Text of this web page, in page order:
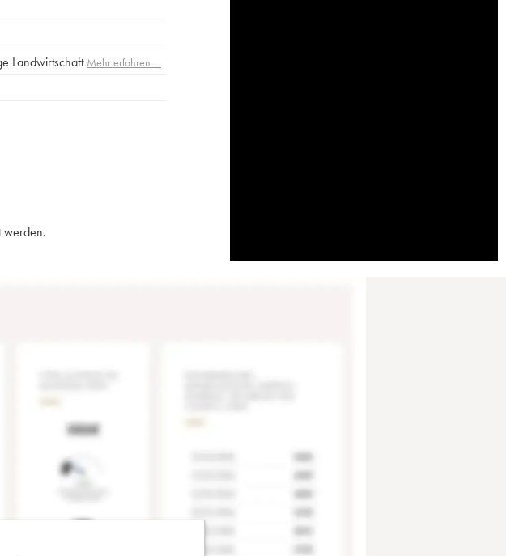
Landwirtschaft Mehr erfahren …
werden.